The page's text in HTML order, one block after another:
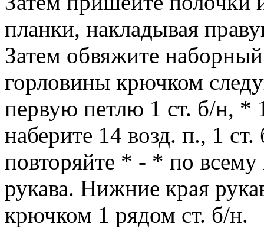
планки, накладывая
Затем обвяжите
горловины крючком
первую петлю 1 ст. б/н,
наберите 14 возд. п., 1
повторяйте * - * по
рукава. Нижние края
крючком 1 рядом ст. б/н.